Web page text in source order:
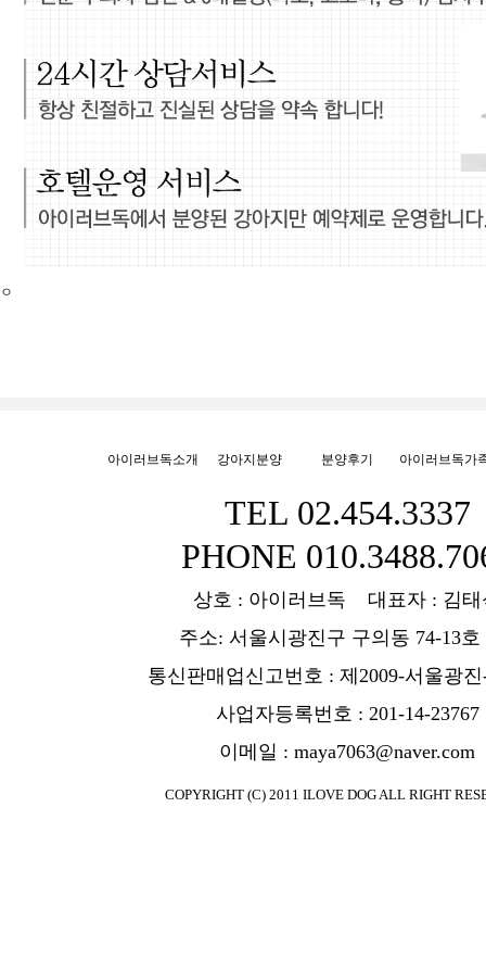
ㅇ
아이러브독소개 강아지분양 분양후기 아이러브독가
TEL 02.454.3337
PHONE
상호 : 아이러브독 대표자 : 김태
주소: 서울시광진구 구의동 74-13호
통신판매업신고번호 : 제2009-서울광진
사업자등록번호 : 201-14-23767
이메일 : maya7063@naver.com
COPYRIGHT (C) 2011 ILOVE DOG ALL RIGHT